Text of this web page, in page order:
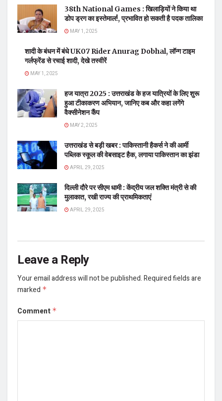
38th National Games : खिलाड़ियों ने किया था
डोप ड्रग का इस्तेमाल!, प्रभावित हो सकती है पदक तालिका
MAY 1, 2025
शादी के बंधन में बंधे UK07 Rider Anurag Dobhal, लॉन्ग टाइम
गर्लफ्रेंड से रचाई शादी, देखे तस्वीरें
MAY 1, 2025
हज यात्रा 2025 : उत्तराखंड के हज यात्रियों के लिए शुरू
हुआ टीकाकरण अभियान, जानिए कब और कहा लगेंगे
वैक्सीनेशन कैंप
MAY 2, 2025
उत्तराखंड से बड़ी खबर : पाकिस्तानी हैकर्स ने की आर्मी
पब्लिक स्कूल की वेबसाइट हैक, लगाया पाकिस्तान का झंडा
APRIL 29, 2025
दिल्ली दौरे पर सीएम धामी : केंद्रीय जल शक्ति मंत्री से की
मुलाकात, रखी राज्य की प्राथमिकताएं
APRIL 29, 2025
Leave a Reply
Your email address will not be published.Required fields are
marked *
Comment *